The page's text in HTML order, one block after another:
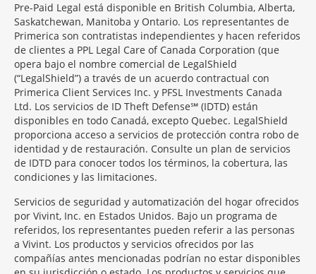
Pre-Paid Legal está disponible en British Columbia, Alberta,
Saskatchewan, Manitoba y Ontario. Los representantes de
Primerica son contratistas independientes y hacen referidos
de clientes a PPL Legal Care of Canada Corporation (que
opera bajo el nombre comercial de LegalShield
(“LegalShield”) a través de un acuerdo contractual con
Primerica Client Services Inc. y PFSL Investments Canada
Ltd. Los servicios de ID Theft Defense℠ (IDTD) están
disponibles en todo Canadá, excepto Quebec. LegalShield
proporciona acceso a servicios de protección contra robo de
identidad y de restauración. Consulte un plan de servicios
de IDTD para conocer todos los términos, la cobertura, las
condiciones y las limitaciones.
Servicios de seguridad y automatización del hogar ofrecidos
por Vivint, Inc. en Estados Unidos. Bajo un programa de
referidos, los representantes pueden referir a las personas
a Vivint. Los productos y servicios ofrecidos por las
compañías antes mencionadas podrían no estar disponibles